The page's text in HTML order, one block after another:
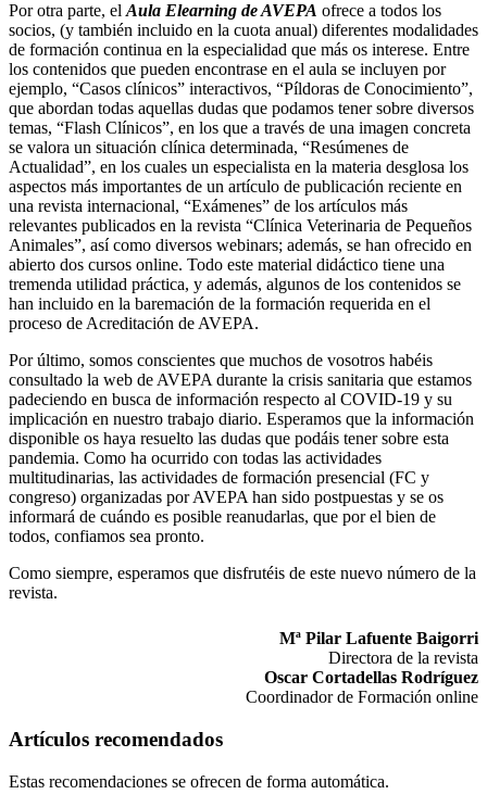
Por otra parte, el Aula Elearning de AVEPA ofrece a todos los
socios, (y también incluido en la cuota anual) diferentes modalidades
de formación continua en la especialidad que más os interese. Entre
los contenidos que pueden encontrase en el aula se incluyen por
ejemplo, “Casos clínicos” interactivos, “Píldoras de Conocimiento”,
que abordan todas aquellas dudas que podamos tener sobre diversos
temas, “Flash Clínicos”, en los que a través de una imagen concreta
se valora un situación clínica determinada, “Resúmenes de
Actualidad”, en los cuales un especialista en la materia desglosa los
aspectos más importantes de un artículo de publicación reciente en
una revista internacional, “Exámenes” de los artículos más
relevantes publicados en la revista “Clínica Veterinaria de Pequeños
Animales”, así como diversos webinars; además, se han ofrecido en
abierto dos cursos online. Todo este material didáctico tiene una
tremenda utilidad práctica, y además, algunos de los contenidos se
han incluido en la baremación de la formación requerida en el
proceso de Acreditación de AVEPA.
Por último, somos conscientes que muchos de vosotros habéis
consultado la web de AVEPA durante la crisis sanitaria que estamos
padeciendo en busca de información respecto al COVID-19 y su
implicación en nuestro trabajo diario. Esperamos que la información
disponible os haya resuelto las dudas que podáis tener sobre esta
pandemia. Como ha ocurrido con todas las actividades
multitudinarias, las actividades de formación presencial (FC y
congreso) organizadas por AVEPA han sido postpuestas y se os
informará de cuándo es posible reanudarlas, que por el bien de
todos, confiamos sea pronto.
Como siempre, esperamos que disfrutéis de este nuevo número de la
revista.
Mª Pilar Lafuente Baigorri
Directora de la revista
Oscar Cortadellas Rodríguez
Coordinador de Formación online
Artículos recomendados
Estas recomendaciones se ofrecen de forma automática.